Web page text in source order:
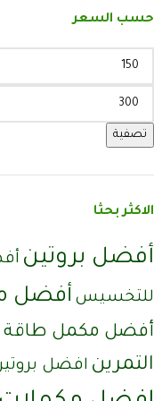
حسب السعر
تصفية
الاكثر بحثا
أفضل بروتين
للتخسيس أفضل
أفضل مكمل طاقة
التمرين افضل